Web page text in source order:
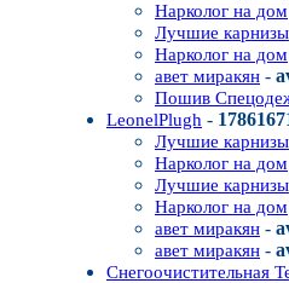
Нарколог на дом
Лучшие карнизы
Нарколог на дом
авет миракян -
Пошив
LeonelPlugh -
Лучшие карнизы
Нарколог на дом
Лучшие карнизы
Нарколог на дом
авет миракян -
авет миракян -
Снегоочистительная